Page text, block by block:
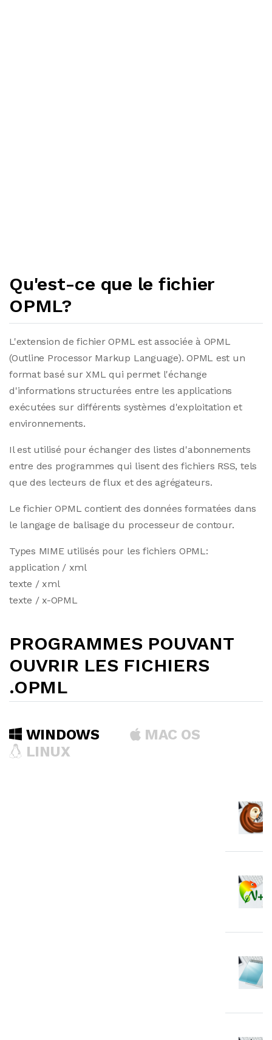
Qu'est-ce que le fichier
OPML?
L'extension de fichier OPML est associée à OPML
(Outline Processor Markup Language). OPML est un
format basé sur XML qui permet l'échange
d'informations structurées entre les applications
exécutées sur différents systèmes d'exploitation et
environnements.
Il est utilisé pour échanger des listes d'abonnements
entre des programmes qui lisent des fichiers RSS, tels
que des lecteurs de flux et des agrégateurs.
Le fichier OPML contient des données formatées dans
le langage de balisage du processeur de contour.
Types MIME utilisés pour les fichiers OPML:
application / xml
texte / xml
texte / x-OPML
PROGRAMMES POUVANT
OUVRIR LES FICHIERS
.OPML
WINDOWS
MAC OS
LINUX